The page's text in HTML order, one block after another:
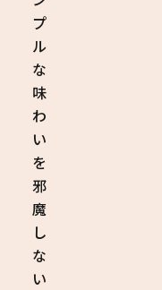
プ
ル
な
味
わ
い
を
邪
魔
し
な
い